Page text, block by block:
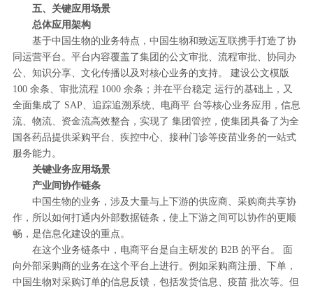
五、关键应用场景
总体应用架构
基于中国生物的业务特点，中国生物和致远互联携手打造了协
同运营平台。平台内容覆盖了集团的公文审批、流程审批、协同办
公、知识分享、文化传播以及对核心业务的支持。 建设公文模版
100 余条、审批流程 1000 余条；并在平台稳定 运行的基础上，又
全面集成了 SAP、追踪追溯系统、电商平 台等核心业务应用，信息
流、物流、资金流高效整合，实现了 集团管控，使集团具备了为全
国各药品提供采购平台、疾控中心、接种门诊等疫苗业务的一站式
服务能力。
关键业务应用场景
产业间协作链条
中国生物的业务，涉及大量与上下游的供应商、采购商共享协
作，所以如何打通内外部数据链条，使上下游之间可以协作的更顺
畅，是信息化建设的重点。
在这个业务链条中，电商平台是自主研发的 B2B 的平台。 面
向外部采购商的业务在这个平台上进行。例如采购商注册、下单，
中国生物对采购订单的信息反馈，包括发货信息、疫苗 批次等。但